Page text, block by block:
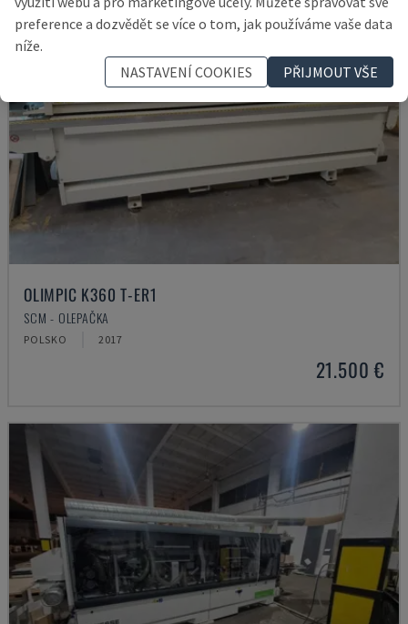
OLIMPIC K360 T-ER1
SCM - OLEPAČKA
POLSKO 2017
21.500 €
preference a dozvědět se více o tom, jak používáme vaše data
níže.
NASTAVENÍ COOKIES
PŘIJMOUT VŠE